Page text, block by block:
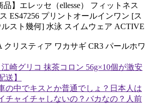
品】エレッセ（ellesse） フィットネス
ES47256 プリントオールインワン [ス
ルスト幾何] 水泳 スイムウェア ACTIVE
クリスティア ワカサギ CR3 パールホワ
江崎グリコ 抹茶コロン 56g×10個が激安
送】
の中でキスとか普通でしょ？日本人は
チャイチャしないの？バカなの？人前